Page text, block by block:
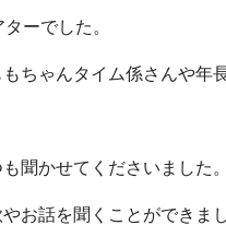
ーでした。
ちゃんタイム係さんや年
聞かせてくださいました
お話を聞くことができま